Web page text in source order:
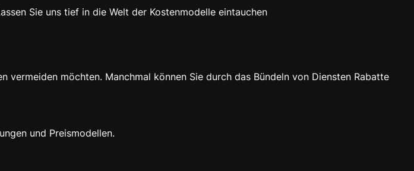
Sie uns tief in die Welt der Kostenmodelle eintauchen
möchten. Manchmal können Sie durch das Bündeln von Diensten Rabatte
und Preismodellen.